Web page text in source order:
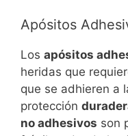
Apósitos
Los apósitos
heridas que
que se adhieren a
protección
no adhesivos son